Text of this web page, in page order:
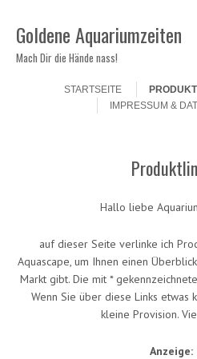
Goldene Aquariumzeiten
Mach Dir die Hände nass!
STARTSEITE
IMPRESSUM &
Hallo liebe
auf dieser Seite verlinke ich
Aquascape, um Ihnen einen
Markt gibt. Die mit *
Wenn Sie über diese Links etwas
kleine Provision.
Anzeige: